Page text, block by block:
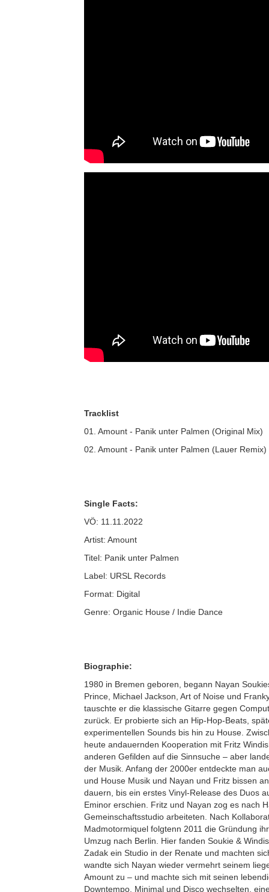
Tracklist
01. Amount - Panik unter Palmen (Original Mix)
02. Amount - Panik unter Palmen (Lauer Remix)
Single Facts:
VÖ: 11.11.2022
Artist: Amount
Titel: Panik unter Palmen
Label: URSL Records
Format: Digital
Genre: Organic House / Indie Dance
Biographie:
1980 in Bremen geboren, begann Nayan
Prince, Michael Jackson, Art of Noise und
tauschte er die klassische Gitarre gegen
zurück. Er probierte sich an Hip-Hop-Beats,
experimentellen Sounds bis hin zu House.
heute andauernden Kooperation mit Fritz
anderen Gefilden auf die Sinnsuche – aber
der Musik. Anfang der 2000er entdeckte man
und House Musik und Nayan und Fritz bissen
dauern, bis ein erstes Vinyl-Release des Duos
Eminor erschien. Fritz und Nayan zog es nach
Gemeinschaftsstudio arbeiteten. Nach
Madmotormiquel folgtenn 2011 die Gründung
Umzug nach Berlin. Hier fanden Soukie &
Zadak ein Studio in der Renate und machten
wandte sich Nayan wieder vermehrt seinem
Amount zu – und machte sich mit seinen
Downtempo, Minimal und Disco wechselten,